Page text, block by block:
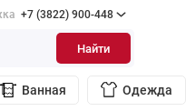
+7 (3822) 900-448
Найти
Ванная Одежда